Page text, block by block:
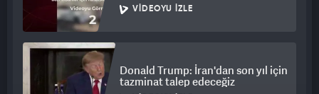
VIDEOYU İZLE
Donald Trump: İran'dan son yıl için
tazminat talep edeceğiz